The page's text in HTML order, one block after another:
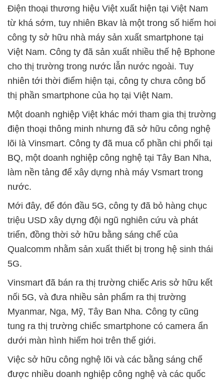
Điện thoại thương hiệu Việt xuất hiện tại Việt Nam
từ khá sớm, tuy nhiên Bkav là một trong số hiếm hoi
công ty sở hữu nhà máy sản xuất smartphone tại
Việt Nam. Công ty đã sản xuất nhiều thế hệ Bphone
cho thị trường trong nước lẫn nước ngoài. Tuy
nhiên tới thời điểm hiện tại, công ty chưa công bố
thị phần smartphone của họ tại Việt Nam.
Một doanh nghiệp Việt khác mới tham gia thị trường
điện thoại thông minh nhưng đã sở hữu công nghệ
lõi là Vinsmart. Công ty đã mua cổ phần chi phối tại
BQ, một doanh nghiệp công nghệ tại Tây Ban Nha,
làm nền tảng để xây dựng nhà máy Vsmart trong
nước.
Mới đây, để đón đầu 5G, công ty đã bỏ hàng chục
triệu USD xây dựng đội ngũ nghiên cứu và phát
triển, đồng thời sở hữu bằng sáng chế của
Qualcomm nhằm sản xuất thiết bị trong hệ sinh thái
5G.
Vinsmart đã bán ra thị trường chiếc Aris sở hữu kết
nối 5G, và đưa nhiều sản phẩm ra thị trường
Myanmar, Nga, Mỹ, Tây Ban Nha. Công ty cũng
tung ra thị trường chiếc smartphone có camera ẩn
dưới màn hình hiếm hoi trên thế giới.
Việc sở hữu công nghệ lõi và các bằng sáng chế
được nhiều doanh nghiệp công nghệ và các quốc